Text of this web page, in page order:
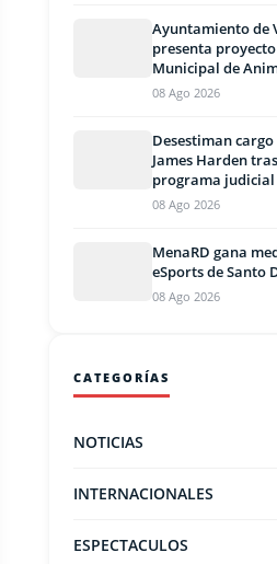
Ayuntamiento de
presenta
Municipal de
08 Ago 2026
Desestiman
James Harden
programa judicial
08 Ago 2026
MenaRD gana
eSports de Santo
08 Ago 2026
CATEGORÍAS
NOTICIAS
INTERNACIONALES
ESPECTACULOS